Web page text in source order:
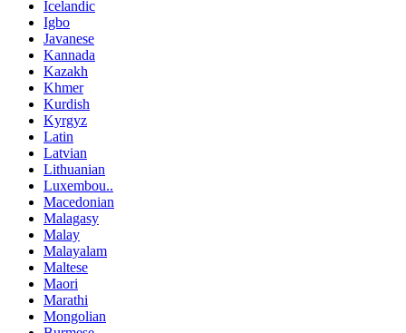
Icelandic
Igbo
Javanese
Kannada
Kazakh
Khmer
Kurdish
Kyrgyz
Latin
Latvian
Lithuanian
Luxembou..
Macedonian
Malagasy
Malay
Malayalam
Maltese
Maori
Marathi
Mongolian